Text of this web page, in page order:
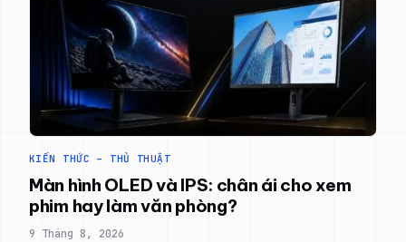
KIẾN THỨC – THỦ THUẬT
Màn hình OLED và IPS: chân ái cho xem
phim hay làm văn phòng?
9 Tháng 8, 2026